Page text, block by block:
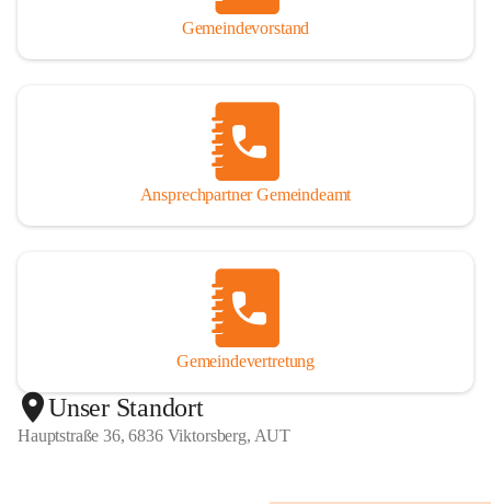
Gemeindevorstand
Ansprechpartner Gemeindeamt
Gemeindevertretung
Unser Standort
Hauptstraße 36, 6836 Viktorsberg, AUT